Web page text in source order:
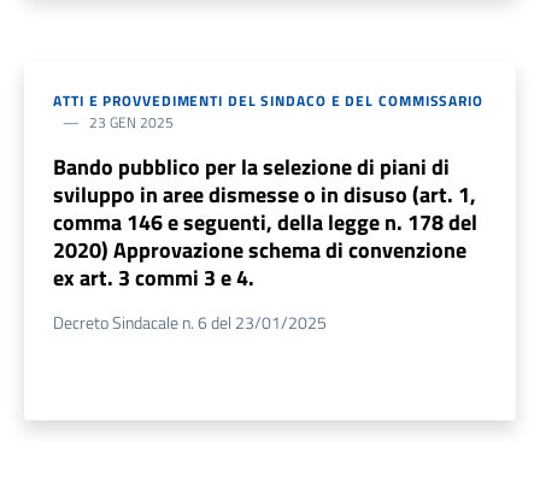
ATTI E PROVVEDIMENTI DEL SINDACO E DEL COMMISSARIO
23 GEN 2025
Bando pubblico per la selezione di piani di
sviluppo in aree dismesse o in disuso (art. 1,
comma 146 e seguenti, della legge n. 178 del
2020) Approvazione schema di convenzione
ex art. 3 commi 3 e 4.
Decreto Sindacale n. 6 del 23/01/2025